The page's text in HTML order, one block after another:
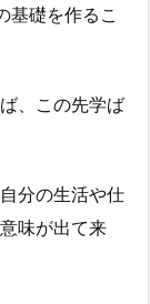
基礎を作るこ
、この先学ば
分の生活や仕
味が出て来